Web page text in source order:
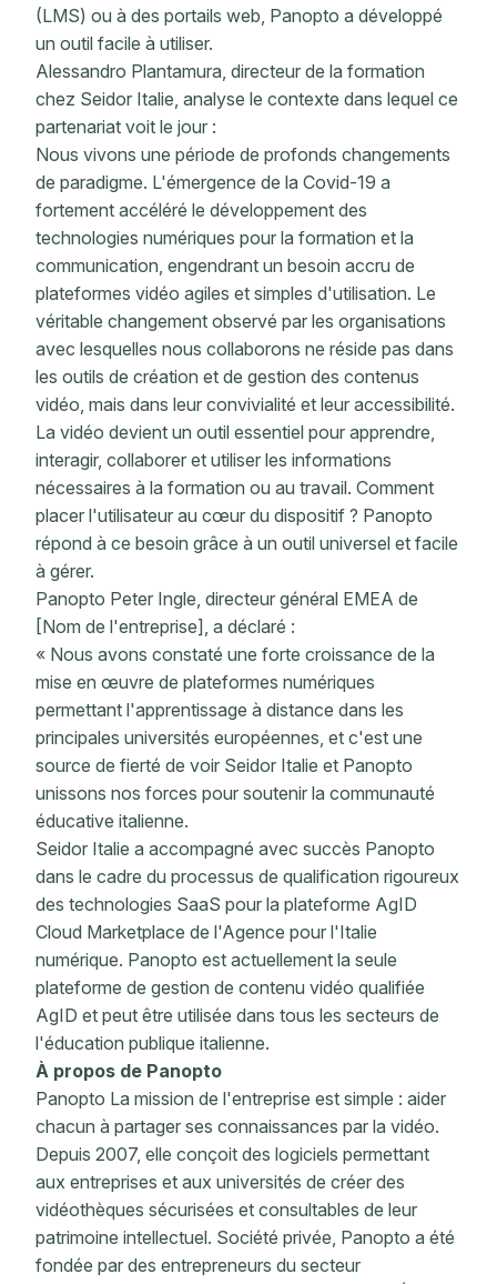
(LMS) ou à des portails web, Panopto a développé
un outil facile à utiliser.
Alessandro Plantamura, directeur de la formation
chez Seidor Italie, analyse le contexte dans lequel ce
partenariat voit le jour :
Nous vivons une période de profonds changements
de paradigme. L'émergence de la Covid-19 a
fortement accéléré le développement des
technologies numériques pour la formation et la
communication, engendrant un besoin accru de
plateformes vidéo agiles et simples d'utilisation. Le
véritable changement observé par les organisations
avec lesquelles nous collaborons ne réside pas dans
les outils de création et de gestion des contenus
vidéo, mais dans leur convivialité et leur accessibilité.
La vidéo devient un outil essentiel pour apprendre,
interagir, collaborer et utiliser les informations
nécessaires à la formation ou au travail. Comment
placer l'utilisateur au cœur du dispositif ? Panopto
répond à ce besoin grâce à un outil universel et facile
à gérer.
Panopto Peter Ingle, directeur général EMEA de
[Nom de l'entreprise], a déclaré :
« Nous avons constaté une forte croissance de la
mise en œuvre de plateformes numériques
permettant l'apprentissage à distance dans les
principales universités européennes, et c'est une
source de fierté de voir Seidor Italie et Panopto
unissons nos forces pour soutenir la communauté
éducative italienne.
Seidor Italie a accompagné avec succès Panopto
dans le cadre du processus de qualification rigoureux
des technologies SaaS pour la plateforme AgID
Cloud Marketplace de l'Agence pour l'Italie
numérique. Panopto est actuellement la seule
plateforme de gestion de contenu vidéo qualifiée
AgID et peut être utilisée dans tous les secteurs de
l'éducation publique italienne.
À propos de Panopto
Panopto La mission de l'entreprise est simple : aider
chacun à partager ses connaissances par la vidéo.
Depuis 2007, elle conçoit des logiciels permettant
aux entreprises et aux universités de créer des
vidéothèques sécurisées et consultables de leur
patrimoine intellectuel. Société privée, Panopto a été
fondée par des entrepreneurs du secteur